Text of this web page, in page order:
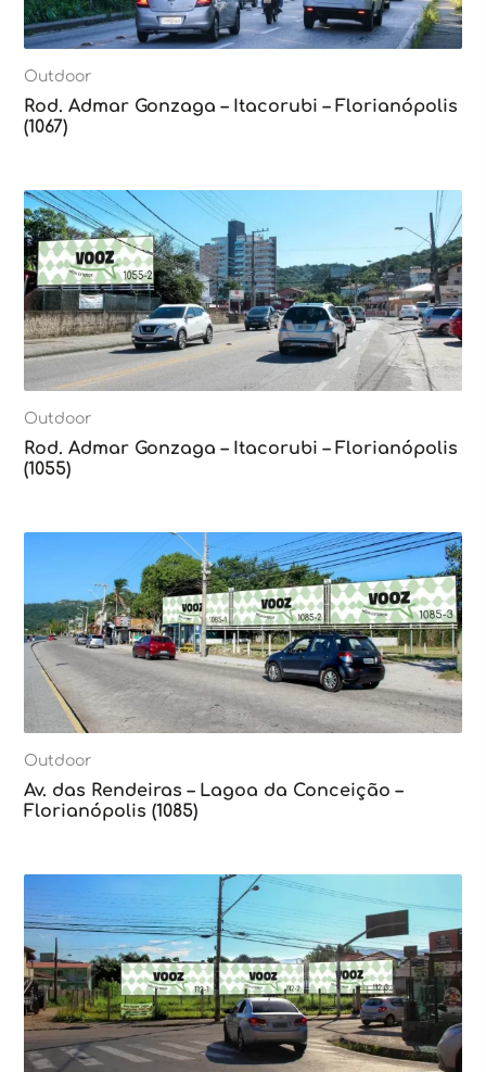
Outdoor
Rod. Admar Gonzaga – Itacorubi – Florianópolis
(1067)
Outdoor
Rod. Admar Gonzaga – Itacorubi – Florianópolis
(1055)
Outdoor
Av. das Rendeiras – Lagoa da Conceição –
Florianópolis (1085)